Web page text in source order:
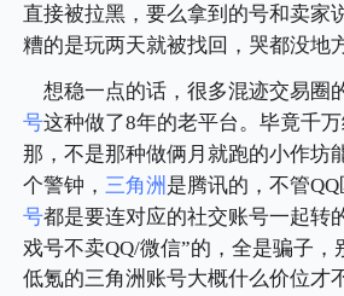
直接被拉黑，要么拿到的号和卖家
糟的是玩两天就被找回，哭都没地
想稳一点的话，很多混迹交易圈
号这种做了8年的老平台。毕竟千
那，不是那种做俩月就跑的小作坊
个警钟， 三角洲 是腾讯的，不管
号都是要连对应的社交账号一起转
戏号不卖QQ/微信”的，全是骗子，
低氪的三角洲账号大概什么价位才